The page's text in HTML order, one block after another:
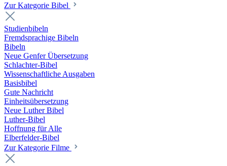
Zur Kategorie Bibel
Studienbibeln
Fremdsprachige Bibeln
Bibeln
Neue Genfer Übersetzung
Schlachter-Bibel
Wissenschaftliche Ausgaben
Basisbibel
Gute Nachricht
Einheitsübersetzung
Neue Luther Bibel
Luther-Bibel
Hoffnung für Alle
Elberfelder-Bibel
Zur Kategorie Filme